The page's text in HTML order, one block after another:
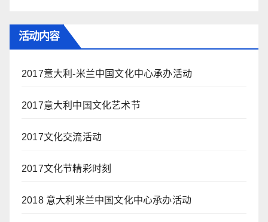
活动内容
2017意大利-米兰中国文化中心承办活动
2017意大利中国文化艺术节
2017文化交流活动
2017文化节精彩时刻
2018 意大利米兰中国文化中心承办活动